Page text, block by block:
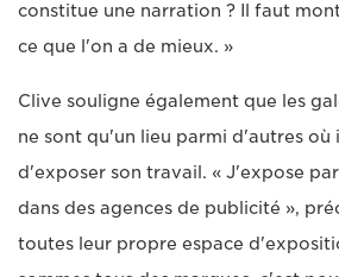
constitue une narration ? Il faut
ce que l'on a de mieux. »
Clive souligne également que les
ne sont qu'un lieu parmi d'autres où
d'exposer son travail. « J'expose
dans des agences de publicité »,
toutes leur propre espace